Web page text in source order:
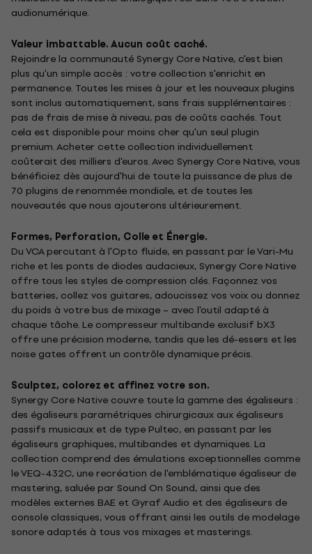
audionumérique.
Valeur imbattable. Aucun coût caché.
Rejoindre la communauté Synergy Core Native, c'est bien
plus qu'un simple accès : votre collection s'enrichit en
permanence. Toutes les mises à jour et les nouveaux plugins
sont inclus automatiquement, sans frais supplémentaires :
pas de frais de mise à niveau, pas de coûts cachés. Tout
cela est disponible pour moins cher qu'un seul plugin
premium. Acheter cette collection individuellement
coûterait des milliers d'euros. Avec Synergy Core Native, vous
bénéficiez dès aujourd'hui de toute la puissance de plus de
70 plugins de renommée mondiale, et de toutes les
nouveautés que nous ajouterons ultérieurement.
Formes, Perforation, Colle et Énergie.
Du VCA percutant à l'Opto fluide, en passant par le Vari-Mu
riche et les ponts de diodes audacieux, Synergy Core Native
offre tous les styles de compression clés. Façonnez vos
batteries, collez vos guitares, adoucissez vos voix ou donnez
du poids à votre bus de mixage – avec l'outil adapté à
chaque tâche. Le compresseur multibande exclusif bX3
offre une précision moderne, tandis que les dé-essers et les
noise gates offrent un contrôle dynamique précis.
Sculptez, colorez et affinez votre son.
Synergy Core Native couvre toute la gamme des égaliseurs :
des égaliseurs paramétriques chirurgicaux aux égaliseurs
passifs musicaux et de type Pultec, en passant par les
égaliseurs graphiques, multibandes et dynamiques. La
collection comprend des émulations exceptionnelles comme
le VEQ-432C, une recréation de l'emblématique égaliseur de
mastering, saluée par Sound On Sound, ainsi que des
modèles externes BAE et Gyraf Audio et des égaliseurs de
console classiques, vous offrant ainsi les outils de modelage
sonore adaptés à tous vos mixages et masterings.